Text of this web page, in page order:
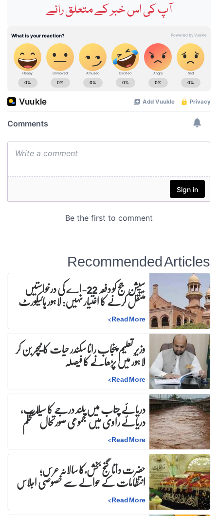
آپ کی اس خبر کے متعلق رائے
Recommended Articles
سیشن جج کو دفعہ 22-اے کی درخواستیں
منتقل کرنے کا اختیار نہیں: لاہور ہائیکورٹ
Read More
>
وزیرِ تعلیم پنجاب رانا سکندر حیات کا ٹیچر بن کر
لاہور میں پڑھانے کا فیصلہ
Read More
>
دریائے چناب میں بلند درجے کا سیلاب،
دریائے راوی میں مجموعی صورتحال مستحکم
Read More
>
حضرت داتا گنج بخش ؒ کا سالانہ عرس;
انتظامات کے حوالے سے خصوصی اجلاس
Read More
>